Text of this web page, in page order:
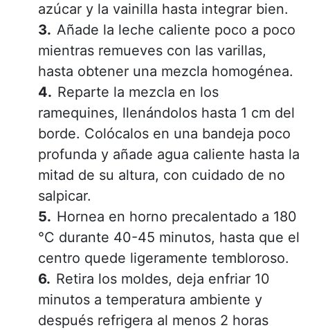
azúcar y la vainilla hasta integrar bien.
Añade la leche caliente poco a poco
mientras remueves con las varillas,
hasta obtener una mezcla homogénea.
Reparte la mezcla en los
ramequines, llenándolos hasta 1 cm del
borde. Colócalos en una bandeja poco
profunda y añade agua caliente hasta la
mitad de su altura, con cuidado de no
salpicar.
Hornea en horno precalentado a 180
°C durante 40-45 minutos, hasta que el
centro quede ligeramente tembloroso.
Retira los moldes, deja enfriar 10
minutos a temperatura ambiente y
después refrigera al menos 2 horas